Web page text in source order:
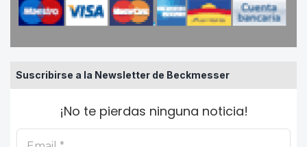
Suscribirse a la Newsletter de Beckmesser
¡No te pierdas ninguna noticia!